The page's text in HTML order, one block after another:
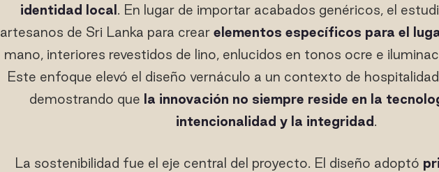
identidad local . En lugar de importar acabados genéricos, el
artesanos de Sri Lanka para crear elementos específicos para el
mano, interiores revestidos de lino, enlucidos en tonos ocre e
Este enfoque elevó el diseño vernáculo a un contexto de
demostrando que la innovación no siempre reside en la
intencionalidad y la integridad.
La sostenibilidad fue el eje central del proyecto. El diseño adoptó